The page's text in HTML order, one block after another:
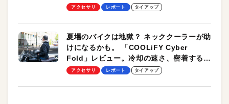
ーも
アクセサリ レポート タイアップ
夏場のバイクは地獄？ ネッククーラーが助
けになるかも。 「COOLiFY Cyber
Fold」レビュー。冷却の速さ、密着する冷
却プレート、シンプルな操作性がグッド！
アクセサリ レポート タイアップ